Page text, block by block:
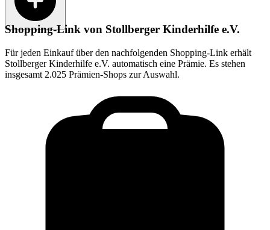
Shopping-Link von Stollberger Kinderhilfe e.V.
Für jeden Einkauf über den nachfolgenden Shopping-Link erhält
Stollberger Kinderhilfe e.V. automatisch eine Prämie. Es stehen
insgesamt 2.025 Prämien-Shops zur Auswahl.